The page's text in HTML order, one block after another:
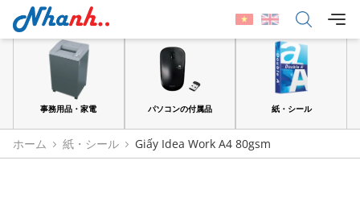
事務用品・家電 パソコンの付属品 紙・シール
ホーム 紙・シール Giấy Idea Work A4 80gsm